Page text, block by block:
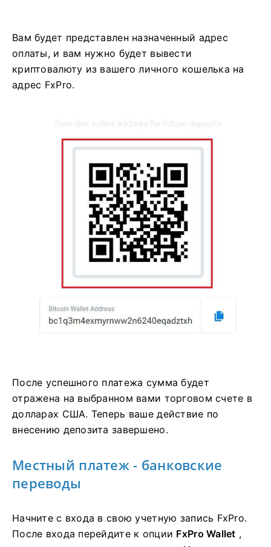
Вам будет представлен назначенный адрес
оплаты, и вам нужно будет вывести
криптовалюту из вашего личного кошелька на
адрес FxPro.
После успешного платежа сумма будет
отражена на выбранном вами торговом счете в
долларах США. Теперь ваше действие по
внесению депозита завершено.
Местный платеж - банковские
переводы
Начните с входа в свою учетную запись FxPro.
После входа перейдите к опции FxPro Wallet ,